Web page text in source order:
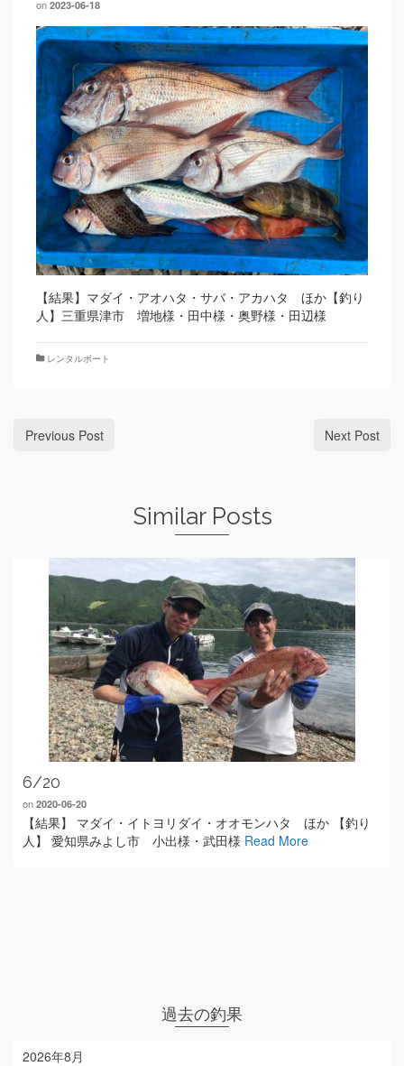
on 2023-06-18
【結果】マダイ・アオハタ・サバ・アカハタ ほか【釣り
人】三重県津市 増地様・田中様・奥野様・田辺様
レンタルボート
Previous Post Next Post
Similar Posts
6/20
on 2020-06-20
【結果】 マダイ・イトヨリダイ・オオモンハタ ほか 【釣り
人】 愛知県みよし市 小出様・武田様 Read More
過去の釣果
2026年8月